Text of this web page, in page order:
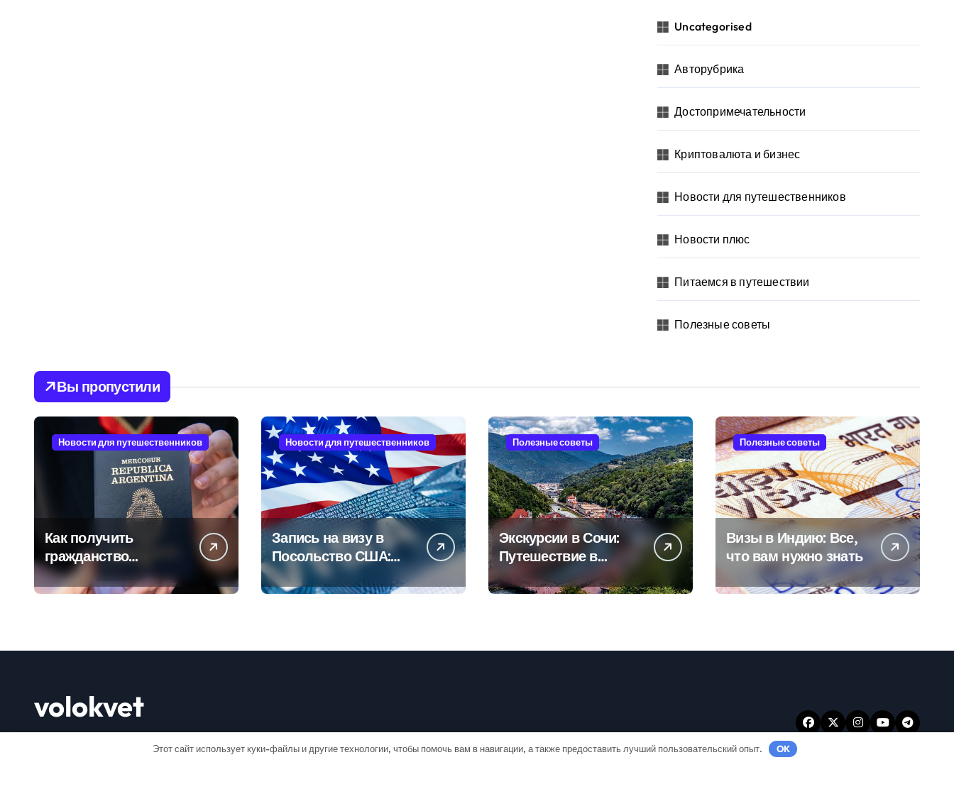
Uncategorised
Авторубрика
Достопримечательности
Криптовалюта и бизнес
Новости для путешественников
Новости плюс
Питаемся в путешествии
Полезные советы
Вы пропустили
Новости для путешественников
Как получить
гражданство
Аргентины: Полное
руководство
Новости для путешественников
Запись на визу в
Посольство США:
Пошаговое
руководство
Полезные советы
Экскурсии в Сочи:
Путешествие в
сердце
Черноморского
Полезные советы
Визы в Индию: Все,
что вам нужно знать
volokvet
Этот сайт использует куки-файлы и другие технологии, чтобы помочь вам в навигации, а также предоставить лучший пользовательский опыт. OK